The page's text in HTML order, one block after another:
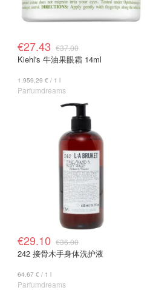
€27.43 €37.00
Kiehl's 牛油果眼霜 14ml
1.959,29 € / 1 l
Parfumdreams
€29.10 €36.00
242 接骨木手身体洗护液
64.67 € / 1 l
Parfumdreams